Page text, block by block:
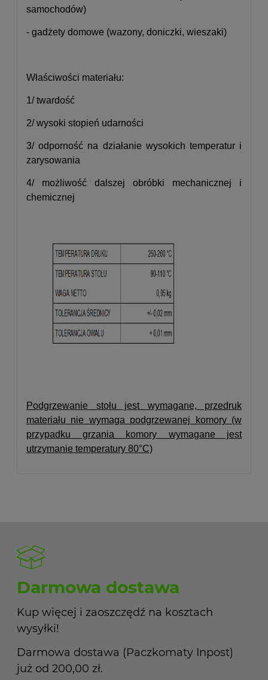
samochodów)
- gadżety domowe (wazony, doniczki, wieszaki)
Właściwości materiału:
1/ twardość
2/ wysoki stopień udarności
3/ odporność na działanie wysokich temperatur i
zarysowania
4/ możliwość dalszej obróbki mechanicznej i
chemicznej
Podgrzewanie stołu jest wymagane, przedruk
materiału nie wymaga podgrzewanej komory (w
przypadku grzania komory wymagane jest
utrzymanie temperatury 80°C)
Darmowa dostawa
Kup więcej i zaoszczędź na kosztach
wysyłki!
Darmowa dostawa (Paczkomaty Inpost)
już od 200,00 zł.